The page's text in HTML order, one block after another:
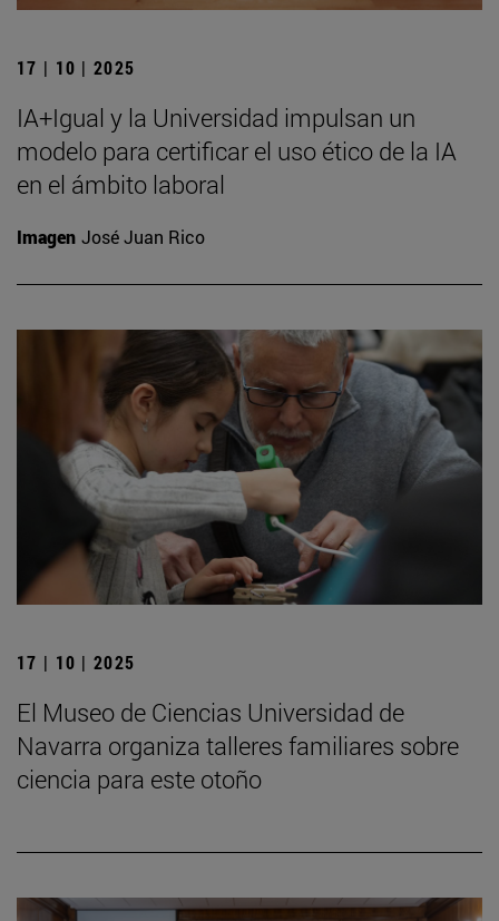
17 | 10 | 2025
IA+Igual y la Universidad impulsan un
modelo para certificar el uso ético de la IA
en el ámbito laboral
Imagen José Juan Rico
17 | 10 | 2025
El Museo de Ciencias Universidad de
Navarra organiza talleres familiares sobre
ciencia para este otoño